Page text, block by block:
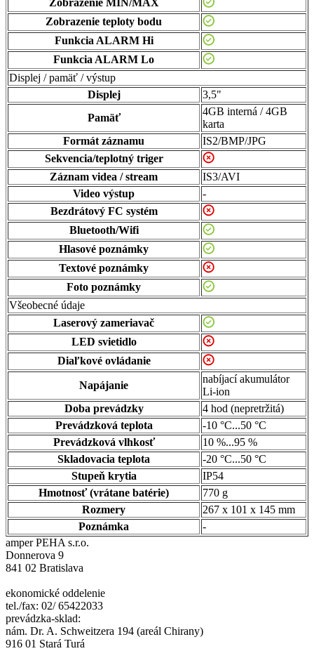
Zobrazenie MIN/MAX
Zobrazenie teploty bodu
Funkcia ALARM Hi
Funkcia ALARM Lo
Displej / pamäť / výstup
Displej
3,5"
Pamäť
4GB interná / 4GB
karta
Formát záznamu
IS2/BMP/JPG
Sekvencia/teplotný triger
Záznam videa / stream
IS3/AVI
Video výstup
-
Bezdrátový FC systém
Bluetooth/Wifi
Hlasové poznámky
Textové poznámky
Foto poznámky
Všeobecné údaje
Laserový zameriavač
LED svietidlo
Diaľkové ovládanie
Napájanie
nabíjací akumulátor
Li-ion
Doba prevádzky
4 hod (nepretržitá)
Prevádzková teplota
-10 °C...50 °C
Prevádzková vlhkosť
10 %...95 %
Skladovacia teplota
-20 °C...50 °C
Stupeň krytia
IP54
Hmotnosť (vrátane batérie)
770 g
Rozmery
267 x 101 x 145 mm
Poznámka
-
amper PEHA s.r.o.
Donnerova 9
841 02 Bratislava
ekonomické oddelenie
tel./fax: 02/ 65422033
prevádzka-sklad:
nám. Dr. A. Schweitzera 194 (areál Chirany)
916 01 Stará Turá